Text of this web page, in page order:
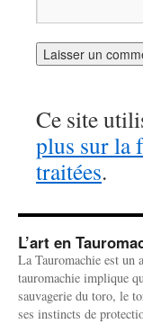
Ce site
plus sur la
traitées.
L’art en
La Tauromachie est un
tauromachie implique
sauvagerie du toro, le
ses instincts de